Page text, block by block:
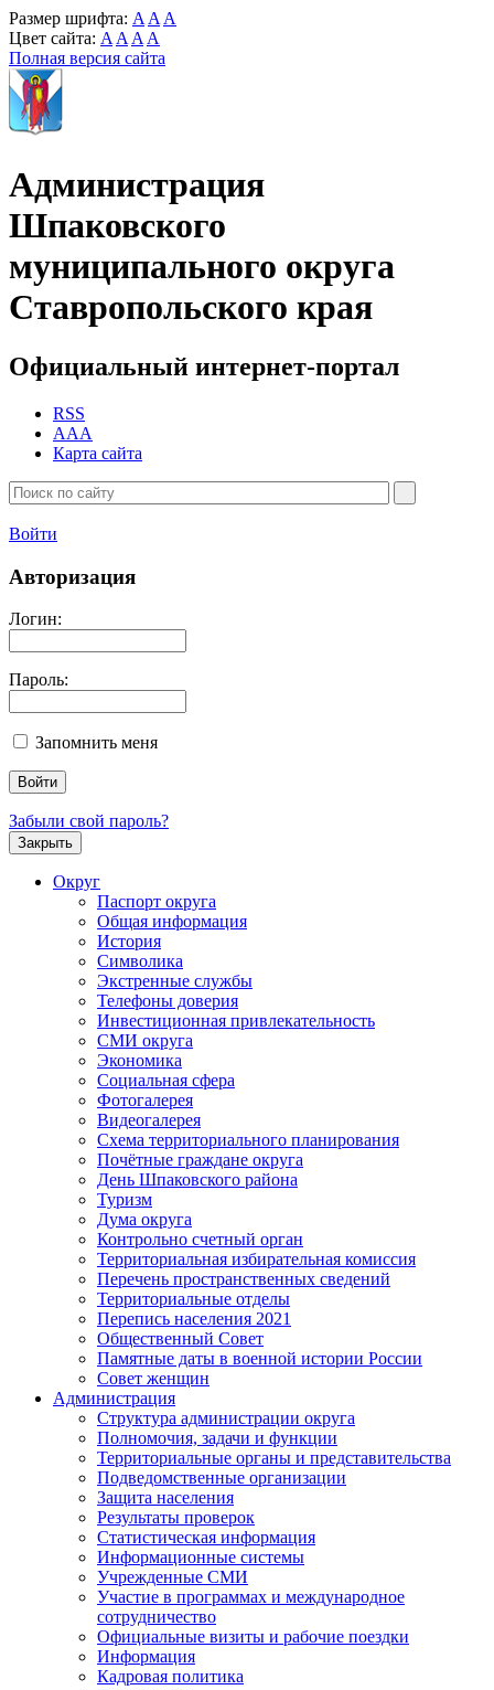
Размер шрифта: A A A
Цвет сайта: A A A A
Полная версия сайта
Администрация
Шпаковского
муниципального округа
Ставропольского края
Официальный интернет-портал
RSS
AAA
Карта сайта
Войти
Авторизация
Логин:
Пароль:
Запомнить меня
Забыли свой пароль?
Закрыть
Округ
Паспорт округа
Общая информация
История
Символика
Экстренные службы
Телефоны доверия
Инвестиционная привлекательность
СМИ округа
Экономика
Социальная сфера
Фотогалерея
Видеогалерея
Схема территориального планирования
Почётные граждане округа
День Шпаковского района
Туризм
Дума округа
Контрольно счетный орган
Территориальная избирательная комиссия
Перечень пространственных сведений
Территориальные отделы
Перепись населения 2021
Общественный Совет
Памятные даты в военной истории России
Совет женщин
Администрация
Структура администрации округа
Полномочия, задачи и функции
Территориальные органы и представительства
Подведомственные организации
Защита населения
Результаты проверок
Статистическая информация
Информационные системы
Учрежденные СМИ
Участие в программах и международное
сотрудничество
Официальные визиты и рабочие поездки
Информация
Кадровая политика